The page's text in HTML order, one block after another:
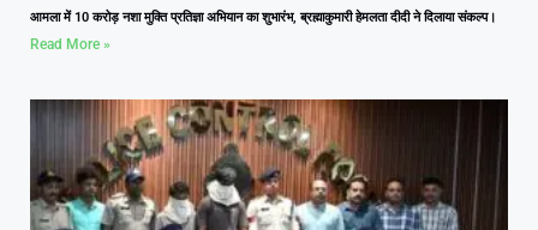
आमला में 10 करोड़ नशा मुक्ति प्रतिज्ञा अभियान का शुभारंभ, ब्रह्माकुमारी हेमलता दीदी ने दिलाया संकल्प।
Read More »